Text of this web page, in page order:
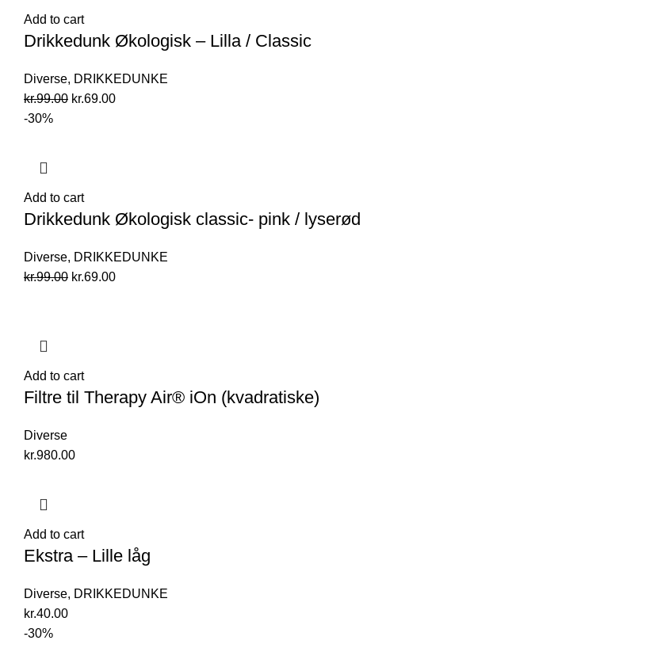
Add to cart
Drikkedunk Økologisk – Lilla / Classic
Diverse, DRIKKEDUNKE
kr.99.00 Original
kr.69.00Current
-30%
Add to cart
Drikkedunk Økologisk classic- pink / lyserød
Diverse, DRIKKEDUNKE
kr.99.00 Original
kr.69.00Current
Add to cart
Filtre til Therapy Air® iOn (kvadratiske)
Diverse
kr.980.00
Add to cart
Ekstra – Lille låg
Diverse, DRIKKEDUNKE
kr.40.00
-30%